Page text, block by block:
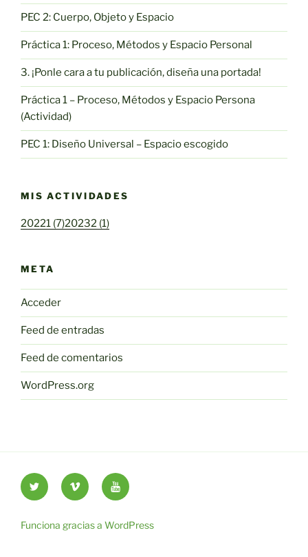
PEC 2: Cuerpo, Objeto y Espacio
Práctica 1: Proceso, Métodos y Espacio Personal
3. ¡Ponle cara a tu publicación, diseña una portada!
Práctica 1 – Proceso, Métodos y Espacio Persona
(Actividad)
PEC 1: Diseño Universal – Espacio escogido
MIS ACTIVIDADES
20221 (7)20232 (1)
META
Acceder
Feed de entradas
Feed de comentarios
WordPress.org
Twitter
UOC
Vimeo
UOC
Youtube
UOC
Funciona gracias a WordPress